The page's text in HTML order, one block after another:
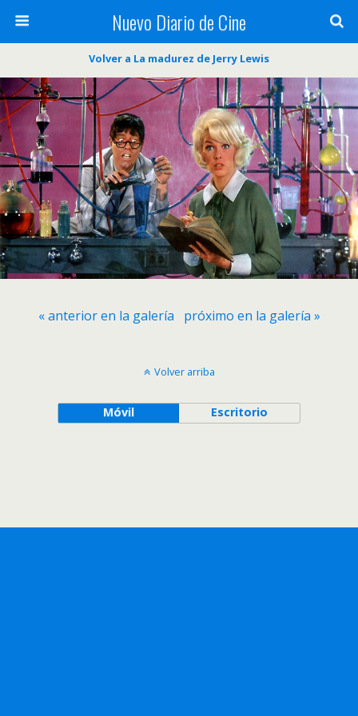
Nuevo Diario de Cine
Volver a La madurez de Jerry Lewis
« anterior en la galería próximo en la galería »
Volver arriba
Móvil Escritorio